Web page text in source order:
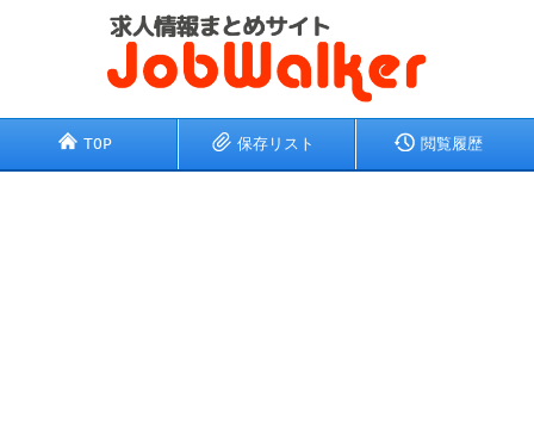
TOP 保存リスト 閲覧履歴